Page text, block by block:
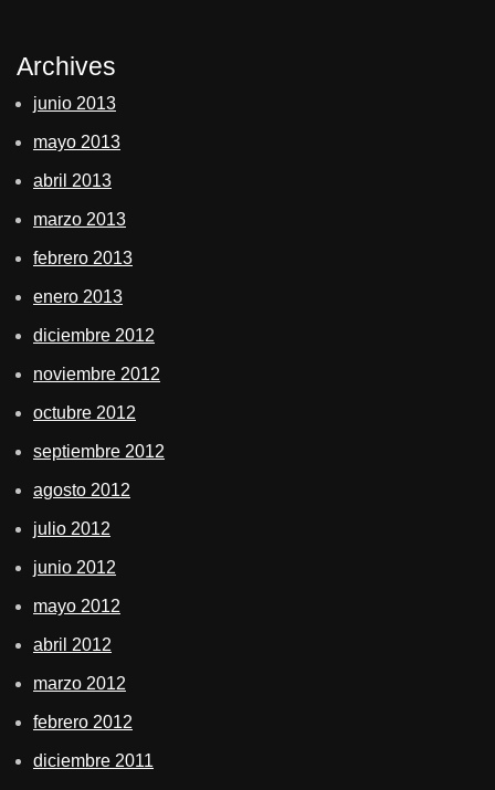
Archives
junio 2013
mayo 2013
abril 2013
marzo 2013
febrero 2013
enero 2013
diciembre 2012
noviembre 2012
octubre 2012
septiembre 2012
agosto 2012
julio 2012
junio 2012
mayo 2012
abril 2012
marzo 2012
febrero 2012
diciembre 2011